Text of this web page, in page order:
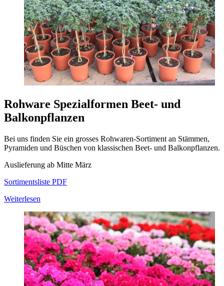
Rohware Spezialformen Beet- und
Balkonpflanzen
Bei uns finden Sie ein grosses Rohwaren-Sortiment an Stämmen,
Pyramiden und Büschen von klassischen Beet- und Balkonpflanzen.
Auslieferung ab Mitte März
Sortimentsliste PDF
Weiterlesen